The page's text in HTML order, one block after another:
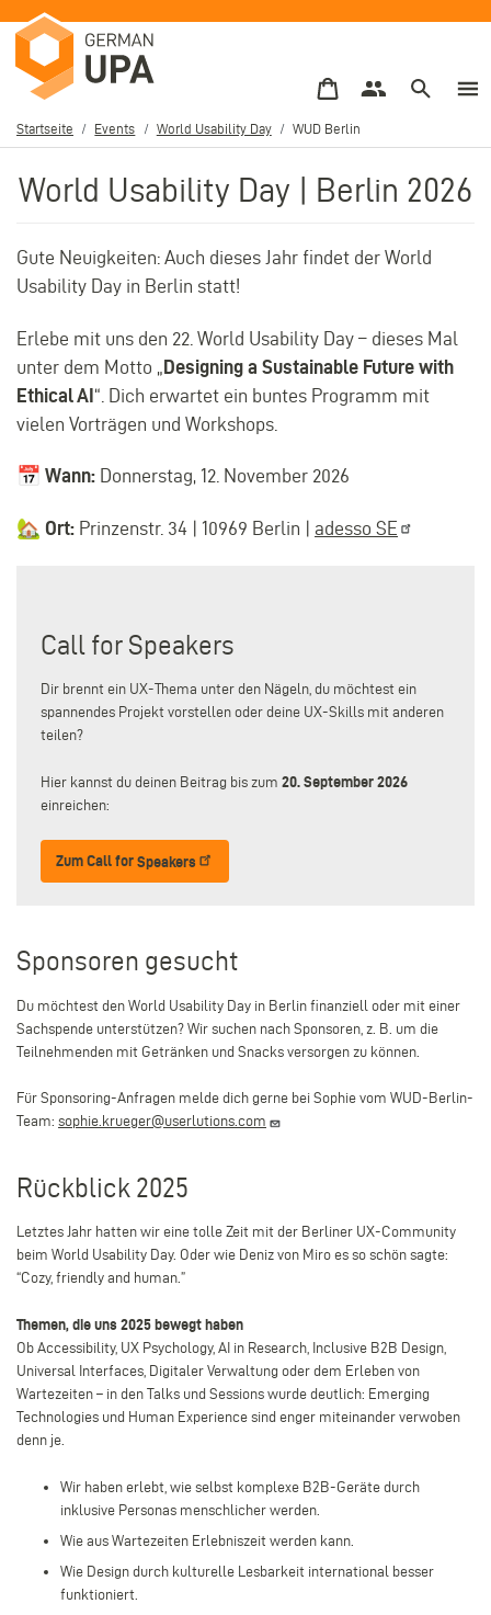
zum
Inhalt
Pfadnavigation
Startseite Events World Usability Day WUD Berlin
World Usability Day | Berlin 2026
Gute Neuigkeiten: Auch dieses Jahr findet der World
Usability Day in Berlin statt!
Erlebe mit uns den 22. World Usability Day – dieses Mal
unter dem Motto „ Designing a Sustainable Future with
Ethical AI“. Dich erwartet ein buntes Programm mit
vielen Vorträgen und Workshops.
📅 Wann: Donnerstag, 12. November 2026
🏡 Ort: Prinzenstr. 34 | 10969 Berlin | adesso SE
Call for Speakers
Dir brennt ein UX-Thema unter den Nägeln, du möchtest ein
spannendes Projekt vorstellen oder deine UX-Skills mit anderen
teilen?
Hier kannst du deinen Beitrag bis zum 20. September 2026
einreichen:
Zum Call forSpeakers
Sponsoren gesucht
Du möchtest den World Usability Day in Berlin finanziell oder mit einer
Sachspende unterstützen? Wir suchen nach Sponsoren, z. B. um die
Teilnehmenden mit Getränken und Snacks versorgen zu können.
Für Sponsoring-Anfragen melde dich gerne bei Sophie vom WUD-Berlin-
Team: sophie.krueger@userlutions.com
Rückblick 2025
Letztes Jahr hatten wir eine tolle Zeit mit der Berliner UX-Community
beim World Usability Day. Oder wie Deniz von Miro es so schön sagte:
“Cozy, friendly and human.”
Themen, die uns 2025 bewegt haben
Ob Accessibility, UX Psychology, AI in Research, Inclusive B2B Design,
Universal Interfaces, Digitaler Verwaltung oder dem Erleben von
Wartezeiten – in den Talks und Sessions wurde deutlich: Emerging
Technologies und Human Experience sind enger miteinander verwoben
denn je.
Wir haben erlebt, wie selbst komplexe B2B-Geräte durch
inklusive Personas menschlicher werden.
Wie aus Wartezeiten Erlebniszeit werden kann.
Wie Design durch kulturelle Lesbarkeit international besser
funktioniert.